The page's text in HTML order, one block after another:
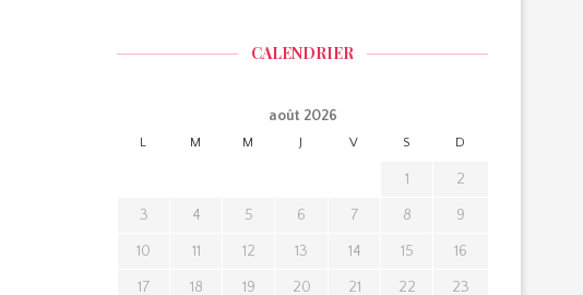
CALENDRIER
août 2026
L M M J V S D
1 2
3 4 5 6 7 8 9
10 11 12 13 14 15 16
17 18 19 20 21 22 23